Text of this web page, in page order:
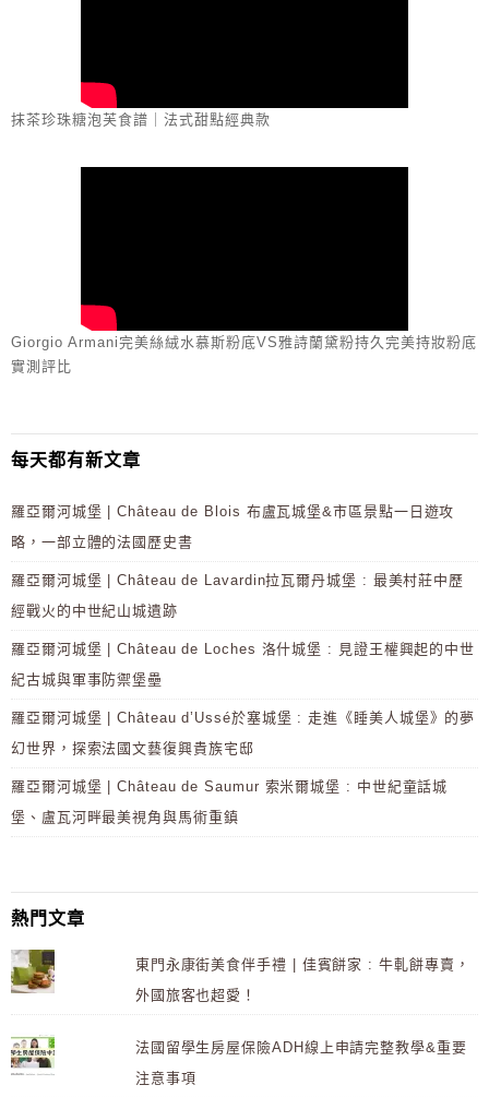
抹茶珍珠糖泡芙食譜｜法式甜點經典款
Giorgio Armani完美絲絨水慕斯粉底VS雅詩蘭黛粉持久完美持妝粉底
實測評比
每天都有新文章
羅亞爾河城堡 | Château de Blois 布盧瓦城堡&市區景點一日遊攻
略，一部立體的法國歷史書
羅亞爾河城堡 | Château de Lavardin拉瓦爾丹城堡 : 最美村莊中歷
經戰火的中世紀山城遺跡
羅亞爾河城堡 | Château de Loches 洛什城堡 : 見證王權興起的中世
紀古城與軍事防禦堡壘
羅亞爾河城堡 | Château d’Ussé於塞城堡 : 走進《睡美人城堡》的夢
幻世界，探索法國文藝復興貴族宅邸
羅亞爾河城堡 | Château de Saumur 索米爾城堡 : 中世紀童話城
堡、盧瓦河畔最美視角與馬術重鎮
熱門文章
東門永康街美食伴手禮 | 佳賓餅家 : 牛軋餅專賣，
外國旅客也超愛！
法國留學生房屋保險ADH線上申請完整教學&重要
注意事項